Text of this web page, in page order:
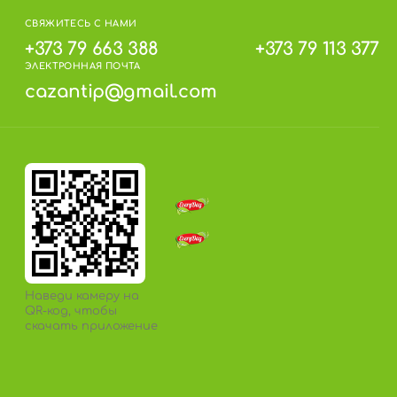
СВЯЖИТЕСЬ С НАМИ
+373 79 663 388 +373 79 113 377
ЭЛЕКТРОННАЯ ПОЧТА
cazantip@gmail.com
Наведи камеру на
QR-код, чтобы
скачать приложение